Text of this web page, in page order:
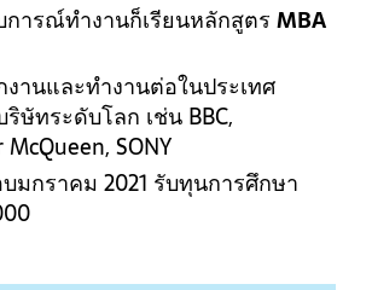
ารณ์ทำงานก็เรียนหลักสูตร MBA
านและทำงานต่อในประเทศ
ษัทระดับโลก เช่น BBC,
SONY
มกราคม 2021 รับทุนการศึกษา